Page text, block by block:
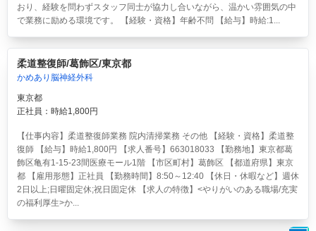
おり、経験を問わずスタッフ同士が協力し合いながら、温かい雰囲気の中
で業務に励める環境です。 【経験・資格】年齢不問 【給与】時給:1...
柔道整復師/葛飾区/東京都
かめあり脳神経外科
東京都
正社員：時給1,800円
【仕事内容】柔道整復師業務 院内清掃業務 その他 【経験・資格】柔道整
復師 【給与】時給1,800円 【求人番号】663018033 【勤務地】東京都葛
飾区亀有1-15-23間医療モール1階 【市区町村】葛飾区 【都道府県】東京
都 【雇用形態】正社員 【勤務時間】8:50～12:40 【休日・休暇など】週休
2日以上;日曜固定休;祝日固定休 【求人の特徴】<やりがいのある職場/充実
の福利厚生>か...